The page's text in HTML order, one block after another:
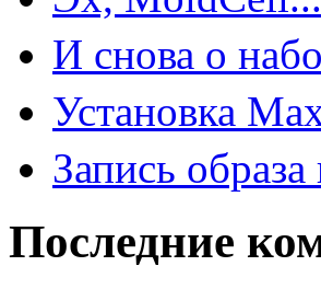
И снова о
Установка
Запись
Последние